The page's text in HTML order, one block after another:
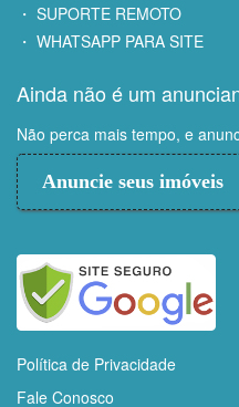
・ SUPORTE REMOTO
・ WHATSAPP PARA SITE
Ainda não é um
Não perca mais tempo, e
Anuncie seus imóveis
Política de Privacidade
Fale Conosco